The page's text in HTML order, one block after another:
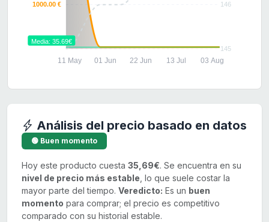
146
145
1000.00 €
11 May 01 Jun 22 Jun 13 Jul 03 Aug
Media: 35.69€
Análisis del precio basado en datos
🟢 Buen momento
Hoy este producto cuesta 35,69€. Se encuentra en su
nivel de precio más estable , lo que suele costar la
mayor parte del tiempo. Veredicto: Es un buen
momento para comprar; el precio es competitivo
comparado con su historial estable.